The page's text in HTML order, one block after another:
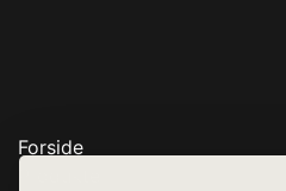
Forside